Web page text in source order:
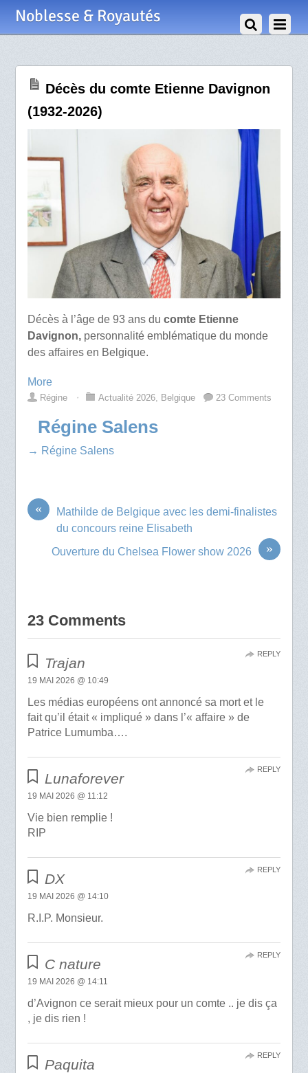
Noblesse & Royautés
Décès du comte Etienne Davignon
(1932-2026)
Décès à l’âge de 93 ans du comte Etienne
Davignon,personnalité emblématique du monde
des affaires en Belgique.
More
Régine ⋅ Actualité 2026, Belgique 23 Comments
Régine Salens
→ Régine Salens
«
Mathilde de Belgique avec les demi-finalistes
du concours reine Elisabeth
»
Ouverture du Chelsea Flower show 2026
23 Comments
Trajan
19 MAI 2026 @ 10:49
Les médias européens ont annoncé sa mort et le
fait qu’il était « impliqué » dans l’« affaire » de
Patrice Lumumba….
REPLY
Lunaforever
19 MAI 2026 @ 11:12
Vie bien remplie !
RIP
REPLY
DX
19 MAI 2026 @ 14:10
R.I.P. Monsieur.
REPLY
C nature
19 MAI 2026 @ 14:11
d’Avignon ce serait mieux pour un comte .. je dis ça
, je dis rien !
REPLY
Paquita
REPLY